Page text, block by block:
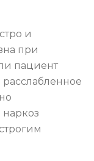
и
при
пациент